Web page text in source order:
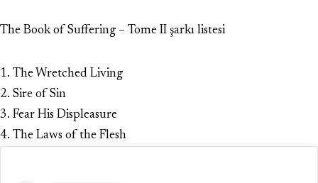
The Book of Suffering – Tome II şarkı listesi
1. The Wretched Living
2. Sire of Sin
3. Fear His Displeasure
4. The Laws of the Flesh